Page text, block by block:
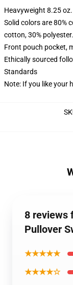
Heavyweight 8.25
Solid colors are 80%
cotton, 30%
Front pouch pocket,
Ethically sourced
Standards
Note: If you like your
8 reviews
Pullover
★★★★★
★★★★☆